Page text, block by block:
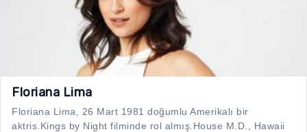
Floriana Lima
Floriana Lima, 26 Mart 1981 doğumlu Amerikalı bir
aktris.Kings by Night filminde rol almış.House M.D., Hawaii